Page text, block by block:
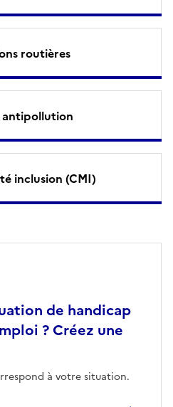
routières
antipollution
inclusion (CMI)
de handicap
? Créez une
à votre situation.